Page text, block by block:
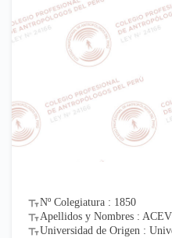
Nº Colegiatura : 1850
Apellidos y Nombres :
Universidad de Origen :